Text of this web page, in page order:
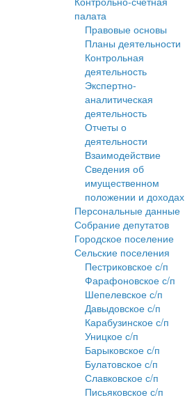
палата
Правовые основы
Планы деятельности
Контрольная
деятельность
Экспертно-
аналитическая
деятельность
Отчеты о
деятельности
Взаимодействие
Сведения об
имущественном
положении и доходах
Персональные данные
Собрание депутатов
Городское поселение
Сельские поселения
Пестриковское с/п
Фарафоновское с/п
Шепелевское с/п
Давыдовское с/п
Карабузинское с/п
Уницкое с/п
Барыковское с/п
Булатовское с/п
Славковское с/п
Письяковское с/п